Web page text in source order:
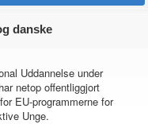
danske
Uddannelse under
netop offentliggjort
EU-programmerne for
Unge.